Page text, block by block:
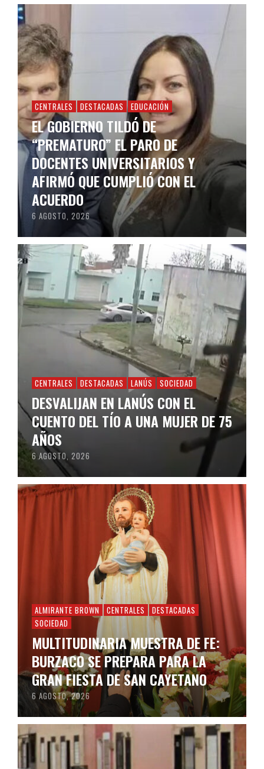
CENTRALES DESTACADAS EDUCACIÓN
EL GOBIERNO TILDÓ DE
“PREMATURO” EL PARO DE
DOCENTES UNIVERSITARIOS Y
AFIRMÓ QUE CUMPLIÓ CON EL
ACUERDO
6 AGOSTO, 2026
CENTRALES DESTACADAS LANÚS SOCIEDAD
DESVALIJAN EN LANÚS CON EL
CUENTO DEL TÍO A UNA MUJER DE 75
AÑOS
6 AGOSTO, 2026
ALMIRANTE BROWN CENTRALES
DESTACADAS
SOCIEDAD
MULTITUDINARIA MUESTRA DE FE:
BURZACO SE PREPARA PARA LA
GRAN FIESTA DE SAN CAYETANO
6 AGOSTO, 2026